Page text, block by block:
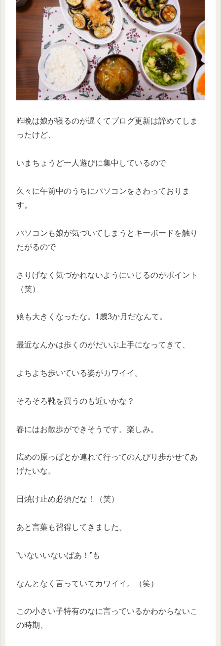
昨晩は娘が寝るのが遅くてブログ更新は諦めてしま
ったけど、
いまちょうど一人遊びに集中しているので
久々に午前中のうちにパソコンをさわっておりま
す。
パソコンも娘が気づいてしまうとキーボードを触り
たがるので
さりげなく気づかれないようにいじるのがポイント
（笑）
娘も大きくなったな。1歳3か月だなんて。
最近なんかは歩くのがだいぶ上手になってきて、
よちよち歩いている姿がカワイイ。
そろそろ靴を買うのも近いかな？
春にはお散歩ができそうです。楽しみ。
広めの原っぱとか連れて行ってのんびり歩かせてあ
げたいな。
日焼け止め必須だな！（笑）
あと言葉も習得してきました。
”いないいないばあ！”も
なんとなく言っていてカワイイ。（笑）
この小さい子特有のなに言っているかわからないこ
の時期、